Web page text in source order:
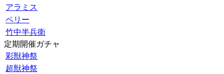
アラミス
ペリー
竹中半兵衛
定期開催ガチャ
彩獣神祭
超獣神祭